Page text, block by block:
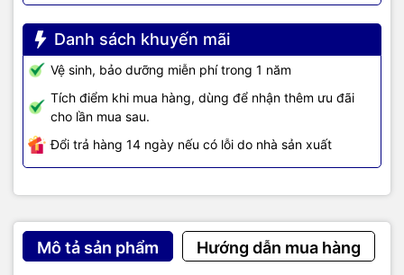
Danh sách khuyến mãi
Vệ sinh, bảo dưỡng miễn phí trong 1 năm
Tích điểm khi mua hàng, dùng để nhận thêm ưu đãi
cho lần mua sau.
Đổi trả hàng 14 ngày nếu có lỗi do nhà sản xuất
Mô tả sản phẩm Hướng dẫn mua hàng